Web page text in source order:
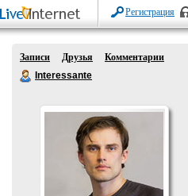
Регистрация
Записи Друзья
Комментарии
Interessante